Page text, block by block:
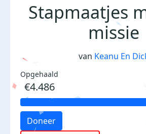
Stapmaatjes
missie
van Keanu En
Opgehaald
€4.486
Doneer